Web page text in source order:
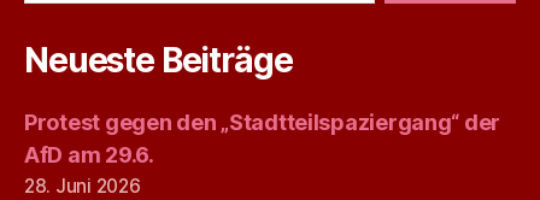
Neueste Beiträge
Protest gegen den „Stadtteilspaziergang“ der
AfD am 29.6.
28. Juni 2026